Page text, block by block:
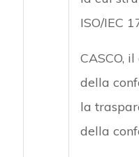
ISO/IEC
CASCO,
della
la
della